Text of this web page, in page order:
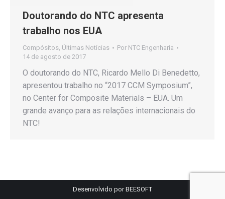
Doutorando do NTC apresenta
trabalho nos EUA
Compósitos, Últimas Notícias Por NTC Engenharia
14 de agosto de 2017
O doutorando do NTC, Ricardo Mello Di Benedetto,
apresentou trabalho no “2017 CCM Symposium”,
no Center for Composite Materials – EUA. Um
grande avanço para as relações internacionais do
NTC!
Desenvolvido porBEESOFT